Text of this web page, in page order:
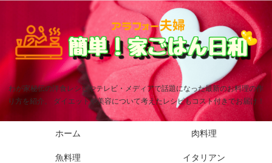
わが家秘伝の洋食レシピやテレビ・メディアで話題になった最新のお料理の作
り方を紹介。 ダイエットや美容について考えたレシピもコスト付きでお届け！
ホーム 肉料理
魚料理 イタリアン